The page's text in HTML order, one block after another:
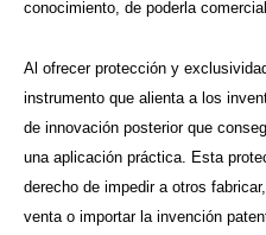
conocimiento, de poderla
Al ofrecer protección y
instrumento que alienta a los
de innovación posterior que
una aplicación práctica. Esta
derecho de impedir a otros
venta o importar la invención